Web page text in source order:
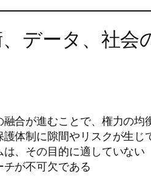
データ、社
合が進むことで、権力の均
体制に隙間やリスクが生じ
、その目的に適していない
が不可欠である